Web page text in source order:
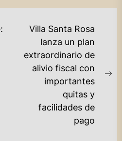
Villa Santa Rosa
lanza un plan
extraordinario de
alivio fiscal con
importantes
quitas y
facilidades de
pago